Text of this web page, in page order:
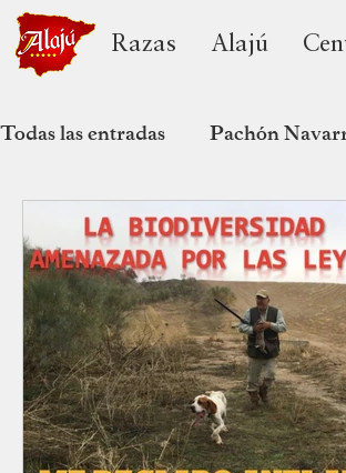
Razas Alajú
Todas las entradas Pachón